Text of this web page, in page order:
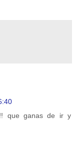
que ganas de ir y